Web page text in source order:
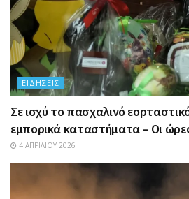
ΕΙΔΉΣΕΙΣ
Σε ισχύ το πασχαλινό
εμπορικά καταστήματα – Οι
4 ΑΠΡΙΛΊΟΥ 2026